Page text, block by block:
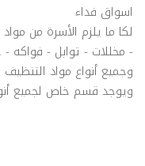
اسواق فداء
لكا ما يلزم الأسرة من
- مخللات - توابل - فواكه
وجميع أنواع مواد
ويوجد قسم خاص لجميع